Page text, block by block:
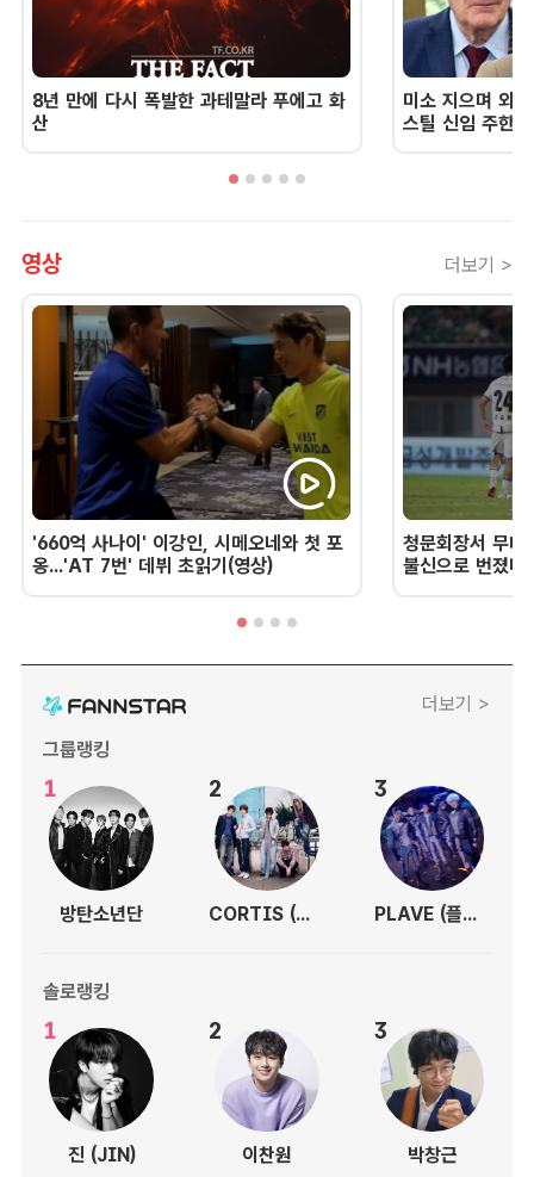
8년 만에 다시 폭발한 과테말라 푸에고 화
산
미소 지으며 외
스틸 신임 주한
영상 더보기 >
'660억 사나이' 이강인, 시메오네와 첫 포
옹...'AT 7번' 데뷔 초읽기(영상)
청문회장서 무너
불신으로 번졌
더보기 >
그룹랭킹
1
방탄소년단
2
CORTIS (코르티스)
3
PLAVE (플레이브)
솔로랭킹
1
진 (JIN)
2
이찬원
3
박창근